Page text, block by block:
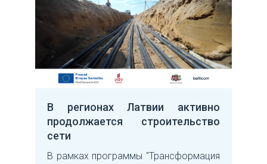
В регионах Латвии активно
продолжается строительство
сети
В рамках программы "Трансформация